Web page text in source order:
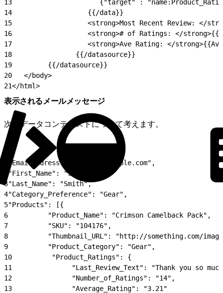
13
{"target" :
14
                   {{/data}}
15
<strong>Most Recent Review: </
16
<strong># of Ratings: </
17
<strong>Ave Rating: </
18
                {{/datasource}}
19
         {{/datasource}}
20
   </body>
21</html>
表示されるメールメッセージ
次のデータコンテキストについて考えます。
"EmailAddress": "ssmith@example.com",
"First_Name": "Steve",
3"Last_Name": "Smith",
4"Category_Preference": "Gear",
5"Products": [{
6
          "Product_Name": "Crimson Camelback Pack",
7
          "SKU": "104176",
8
"Thumbnail_URL": "http://something.com/
9
          "Product_Category": "Gear",
10
          "Product_Ratings": {
11
"Last_Review_Text": "Thank you so
12
               "Number_of_Ratings": "14",
13
               "Average_Rating": "3.21"